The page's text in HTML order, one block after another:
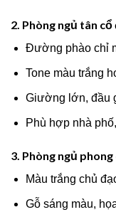
2. Phòng ngủ tân cổ
Đường phào chỉ
Tone màu trắng
Giường lớn, đầu
Phù hợp nhà
3. Phòng ngủ
Màu trắng chủ
Gỗ sáng màu,